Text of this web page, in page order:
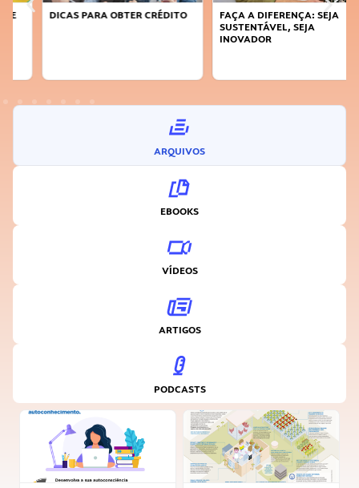
DICAS PARA OBTER CRÉDITO
FAÇA A DIFERENÇA: SEJA
SUSTENTÁVEL, SEJA
INOVADOR
ARQUIVOS
EBOOKS
VÍDEOS
ARTIGOS
PODCASTS